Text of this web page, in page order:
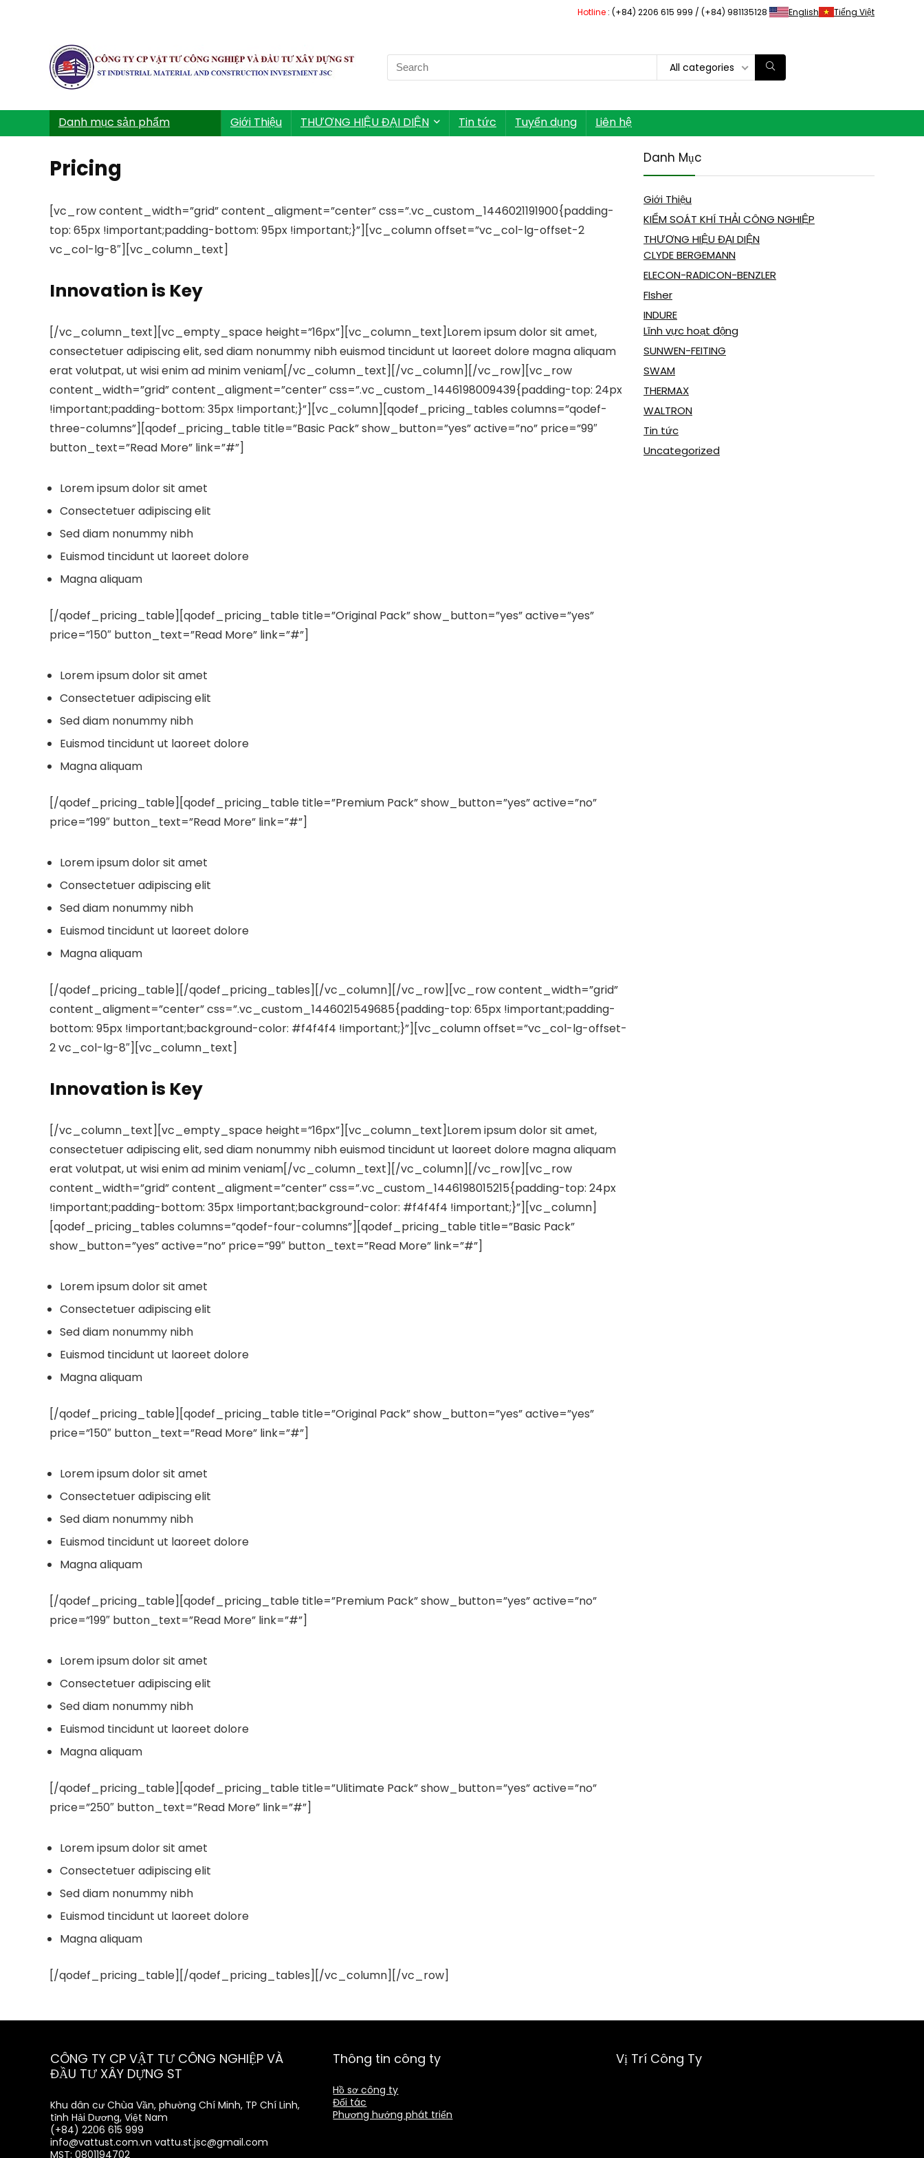
Hotline : (+84) 2206 615 999 / (+84) 981135128 English Tiếng Việt
Search
for:
All categories
Danh mục sản phẩm Giới Thiệu THƯƠNG HIỆU ĐẠI DIỆN Tin tức Tuyển dụng Liên hệ
Pricing
[vc_row content_width=”grid” content_aligment=”center” css=”.vc_custom_1446021191900{padding-
top: 65px !important;padding-bottom: 95px !important;}”][vc_column offset=”vc_col-lg-offset-2
vc_col-lg-8″][vc_column_text]
Innovation is Key
[/vc_column_text][vc_empty_space height=”16px”][vc_column_text]Lorem ipsum dolor sit amet,
consectetuer adipiscing elit, sed diam nonummy nibh euismod tincidunt ut laoreet dolore magna aliquam
erat volutpat, ut wisi enim ad minim veniam[/vc_column_text][/vc_column][/vc_row][vc_row
content_width=”grid” content_aligment=”center” css=”.vc_custom_1446198009439{padding-top: 24px
!important;padding-bottom: 35px !important;}”][vc_column][qodef_pricing_tables columns=”qodef-
three-columns”][qodef_pricing_table title=”Basic Pack” show_button=”yes” active=”no” price=”99″
button_text=”Read More” link=”#”]
Lorem ipsum dolor sit amet
Consectetuer adipiscing elit
Sed diam nonummy nibh
Euismod tincidunt ut laoreet dolore
Magna aliquam
[/qodef_pricing_table][qodef_pricing_table title=”Original Pack” show_button=”yes” active=”yes”
price=”150″ button_text=”Read More” link=”#”]
Lorem ipsum dolor sit amet
Consectetuer adipiscing elit
Sed diam nonummy nibh
Euismod tincidunt ut laoreet dolore
Magna aliquam
[/qodef_pricing_table][qodef_pricing_table title=”Premium Pack” show_button=”yes” active=”no”
price=”199″ button_text=”Read More” link=”#”]
Lorem ipsum dolor sit amet
Consectetuer adipiscing elit
Sed diam nonummy nibh
Euismod tincidunt ut laoreet dolore
Magna aliquam
[/qodef_pricing_table][/qodef_pricing_tables][/vc_column][/vc_row][vc_row content_width=”grid”
content_aligment=”center” css=”.vc_custom_1446021549685{padding-top: 65px !important;padding-
bottom: 95px !important;background-color: #f4f4f4 !important;}”][vc_column offset=”vc_col-lg-offset-
2 vc_col-lg-8″][vc_column_text]
Innovation is Key
[/vc_column_text][vc_empty_space height=”16px”][vc_column_text]Lorem ipsum dolor sit amet,
consectetuer adipiscing elit, sed diam nonummy nibh euismod tincidunt ut laoreet dolore magna aliquam
erat volutpat, ut wisi enim ad minim veniam[/vc_column_text][/vc_column][/vc_row][vc_row
content_width=”grid” content_aligment=”center” css=”.vc_custom_1446198015215{padding-top: 24px
!important;padding-bottom: 35px !important;background-color: #f4f4f4 !important;}”][vc_column]
[qodef_pricing_tables columns=”qodef-four-columns”][qodef_pricing_table title=”Basic Pack”
show_button=”yes” active=”no” price=”99″ button_text=”Read More” link=”#”]
Lorem ipsum dolor sit amet
Consectetuer adipiscing elit
Sed diam nonummy nibh
Euismod tincidunt ut laoreet dolore
Magna aliquam
[/qodef_pricing_table][qodef_pricing_table title=”Original Pack” show_button=”yes” active=”yes”
price=”150″ button_text=”Read More” link=”#”]
Lorem ipsum dolor sit amet
Consectetuer adipiscing elit
Sed diam nonummy nibh
Euismod tincidunt ut laoreet dolore
Magna aliquam
[/qodef_pricing_table][qodef_pricing_table title=”Premium Pack” show_button=”yes” active=”no”
price=”199″ button_text=”Read More” link=”#”]
Lorem ipsum dolor sit amet
Consectetuer adipiscing elit
Sed diam nonummy nibh
Euismod tincidunt ut laoreet dolore
Magna aliquam
[/qodef_pricing_table][qodef_pricing_table title=”Ulitimate Pack” show_button=”yes” active=”no”
price=”250″ button_text=”Read More” link=”#”]
Lorem ipsum dolor sit amet
Consectetuer adipiscing elit
Sed diam nonummy nibh
Euismod tincidunt ut laoreet dolore
Magna aliquam
[/qodef_pricing_table][/qodef_pricing_tables][/vc_column][/vc_row]
Danh Mục
Giới Thiệu
KIỂM SOÁT KHÍ THẢI CÔNG NGHIỆP
THƯƠNG HIỆU ĐẠI DIỆN
CLYDE BERGEMANN
ELECON-RADICON-BENZLER
FIsher
INDURE
Lĩnh vực hoạt động
SUNWEN-FEITING
SWAM
THERMAX
WALTRON
Tin tức
Uncategorized
CÔNG TY CP VẬT TƯ CÔNG NGHIỆP VÀ
ĐẦU TƯ XÂY DỰNG ST
Khu dân cư Chùa Vần, phường Chí Minh, TP Chí Linh,
tỉnh Hải Dương, Việt Nam
(+84) 2206 615 999
info@vattust.com.vn vattu.st.jsc@gmail.com
MST: 0801194702
Thông tin công ty
Hồ sơ công ty
Đối tác
Phương hướng phát triển
Vị Trí Công Ty